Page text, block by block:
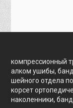
компрессионный
алком ушибы,
шейного отдела
корсет
наколенники,